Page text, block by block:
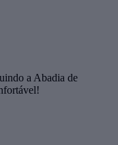
a Abadia de